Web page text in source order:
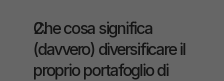
Che cosa significa
(davvero) diversificare il
proprio portafoglio di